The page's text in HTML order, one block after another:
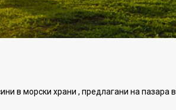
в морски храни , предлагани на